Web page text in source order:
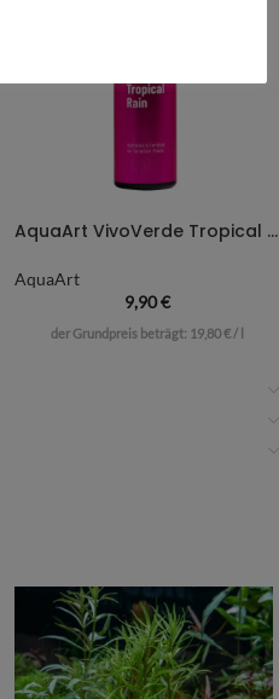
AquaArt VivoVerde Tropical Rain – 500ml
AquaArt
9,90€
der Grundpreis beträgt: 19,80€/